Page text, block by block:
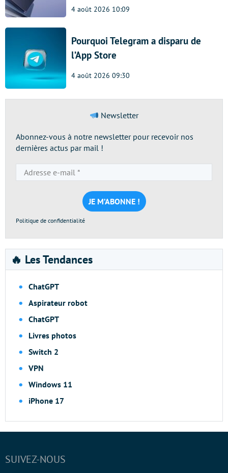
4 août 2026 10:09
Pourquoi Telegram a disparu de
l’App Store
4 août 2026 09:30
Newsletter
Abonnez-vous à notre newsletter pour recevoir nos
dernières actus par mail !
e-
mail
*
Politique de confidentialité
🔥 Les Tendances
ChatGPT
Aspirateur robot
ChatGPT
Livres photos
Switch 2
VPN
Windows 11
iPhone 17
SUIVEZ-NOUS